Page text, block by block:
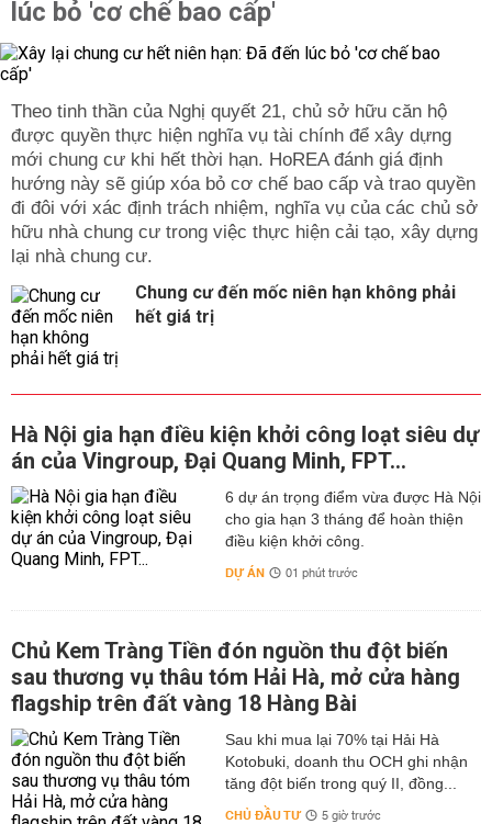
lúc bỏ 'cơ chế bao cấp'
Theo tinh thần của Nghị quyết 21, chủ sở hữu căn hộ
được quyền thực hiện nghĩa vụ tài chính để xây dựng
mới chung cư khi hết thời hạn. HoREA đánh giá định
hướng này sẽ giúp xóa bỏ cơ chế bao cấp và trao quyền
đi đôi với xác định trách nhiệm, nghĩa vụ của các chủ sở
hữu nhà chung cư trong việc thực hiện cải tạo, xây dựng
lại nhà chung cư.
Chung cư đến mốc niên hạn không phải
hết giá trị
Hà Nội gia hạn điều kiện khởi công loạt siêu dự
án của Vingroup, Đại Quang Minh, FPT...
6 dự án trọng điểm vừa được Hà Nội
cho gia hạn 3 tháng để hoàn thiện
điều kiện khởi công.
DỰ ÁN 01 phút trước
Chủ Kem Tràng Tiền đón nguồn thu đột biến
sau thương vụ thâu tóm Hải Hà, mở cửa hàng
flagship trên đất vàng 18 Hàng Bài
Sau khi mua lại 70% tại Hải Hà
Kotobuki, doanh thu OCH ghi nhận
tăng đột biến trong quý II, đồng...
CHỦ ĐẦU TƯ 5 giờ trước